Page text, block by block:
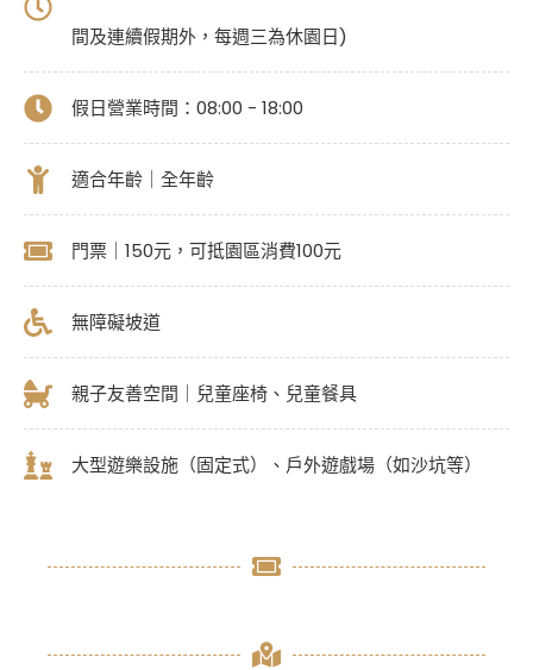
間及連續假期外，每週三為休園日)
假日營業時間：08:00 - 18:00
適合年齡｜全年齡
門票｜150元，可抵園區消費100元
無障礙坡道
親子友善空間｜兒童座椅、兒童餐具
大型遊樂設施（固定式）、戶外遊戲場（如沙坑等）